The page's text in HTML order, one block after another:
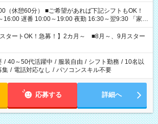
ご希望があれば下記シフトもOK！
遅番 10:00～19:00 夜勤 16:30～翌9:30 「家族
わせたい」 「余裕を持って夕飯の準備がしたい」
残業はしたくない」 など、ご希望を教えてください
のお仕事の勤務時間。 合計で週40時間を超える場
きません。
スタートOK！急募！】2カ月～ ■8月～、9月スター
/ 40～50代活躍中 / 服装自由 / シフト勤務 / 10名以
集 / 電話対応なし / パソコンスキル不要
応募する 詳細へ